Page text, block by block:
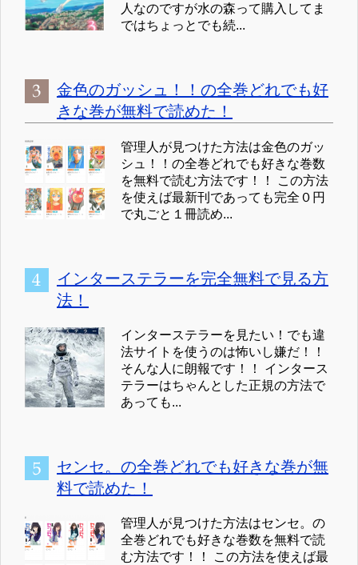
人なのですが水の森って購入してま
ではちょっとでも続...
金色のガッシュ！！の全巻どれでも好
きな巻が無料で読めた！
管理人が見つけた方法は金色のガッ
シュ！！の全巻どれでも好きな巻数
を無料で読む方法です！！ この方法
を使えば最新刊であっても完全０円
で丸ごと１冊読め...
インターステラーを完全無料で見る方
法！
インターステラーを見たい！でも違
法サイトを使うのは怖いし嫌だ！！
そんな人に朗報です！！ インタース
テラーはちゃんとした正規の方法で
あっても...
センセ。の全巻どれでも好きな巻が無
料で読めた！
管理人が見つけた方法はセンセ。の
全巻どれでも好きな巻数を無料で読
む方法です！！ この方法を使えば最